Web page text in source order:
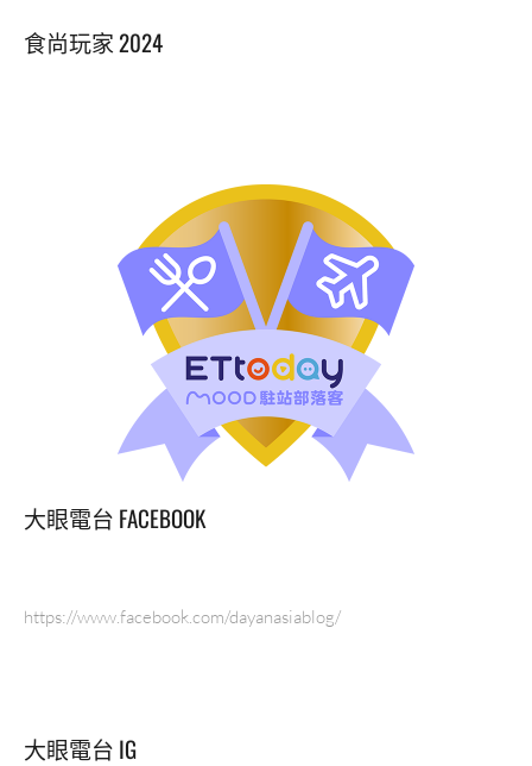
食尚玩家 2024
大眼電台 FACEBOOK
https://www.facebook.com/dayanasiablog/
大眼電台 IG